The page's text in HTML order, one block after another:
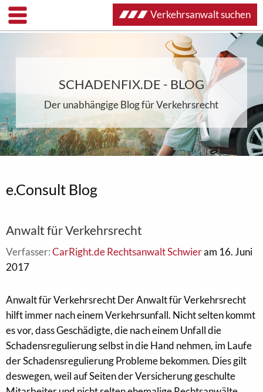
SCHADENFIX.DE - BLOG
Der unabhängige Blog für Verkehrsrecht
e.Consult Blog
Anwalt für Verkehrsrecht
Verfasser:CarRight.de Rechtsanwalt Schwieram 16. Juni
2017
Anwalt für Verkehrsrecht Der Anwalt für Verkehrsrecht
hilft immer nach einem Verkehrsunfall. Nicht selten kommt
es vor, dass Geschädigte, die nach einem Unfall die
Schadensregulierung selbst in die Hand nehmen, im Laufe
der Schadensregulierung Probleme bekommen. Dies gilt
deswegen, weil auf Seiten der Versicherung geschulte
Verkehrsanwalt suchen